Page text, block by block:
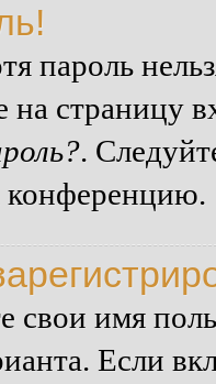
пароль
на страницу
.
конференцию.
свои имя
Если